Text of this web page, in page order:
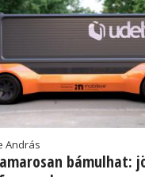
András
bámulhat: